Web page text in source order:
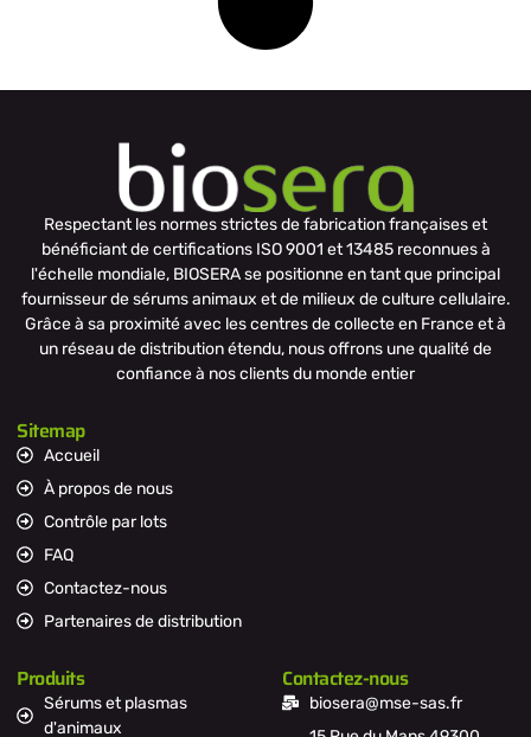
Respectant les normes strictes de fabrication françaises et
bénéficiant de certifications ISO 9001 et 13485 reconnues à
l'échelle mondiale, BIOSERA se positionne en tant que principal
fournisseur de sérums animaux et de milieux de culture cellulaire.
Grâce à sa proximité avec les centres de collecte en France et à
un réseau de distribution étendu, nous offrons une qualité de
confiance à nos clients du monde entier
Sitemap
Accueil
À propos de nous
Contrôle par lots
FAQ
Contactez-nous
Partenaires de distribution
Produits
Sérums et plasmas
d'animaux
Contactez-nous
biosera@mse-sas.fr